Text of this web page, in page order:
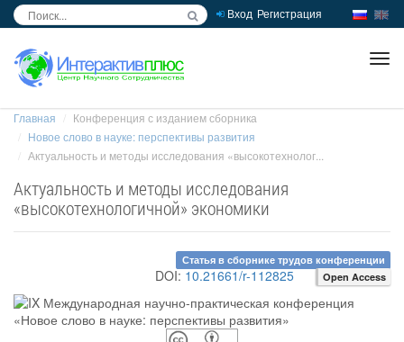
Вход Регистрация
Главная
Конференция с изданием сборника
Новое слово в науке: перспективы развития
Актуальность и методы исследования «высокотехнолог...
Актуальность и методы исследования
«высокотехнологичной» экономики
Статья в сборнике трудов конференции
DOI: 10.21661/r-112825 Open Access